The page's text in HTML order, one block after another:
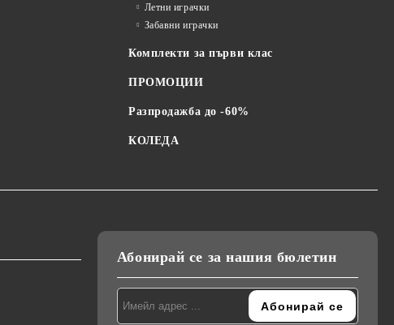
Летни играчки
Забавни играчки
Комплекти за първи клас
ПРОМОЦИИ
Разпродажба до -60%
КОЛЕДА
Абонирай се за нашия бюлетин